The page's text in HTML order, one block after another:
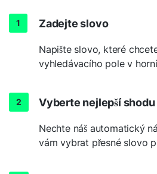
Zadejte slovo
Napište slovo, které
vyhledávacího pole v
Vyberte nejlepší shodu
Nechte náš automatický
vám vybrat přesné slovo